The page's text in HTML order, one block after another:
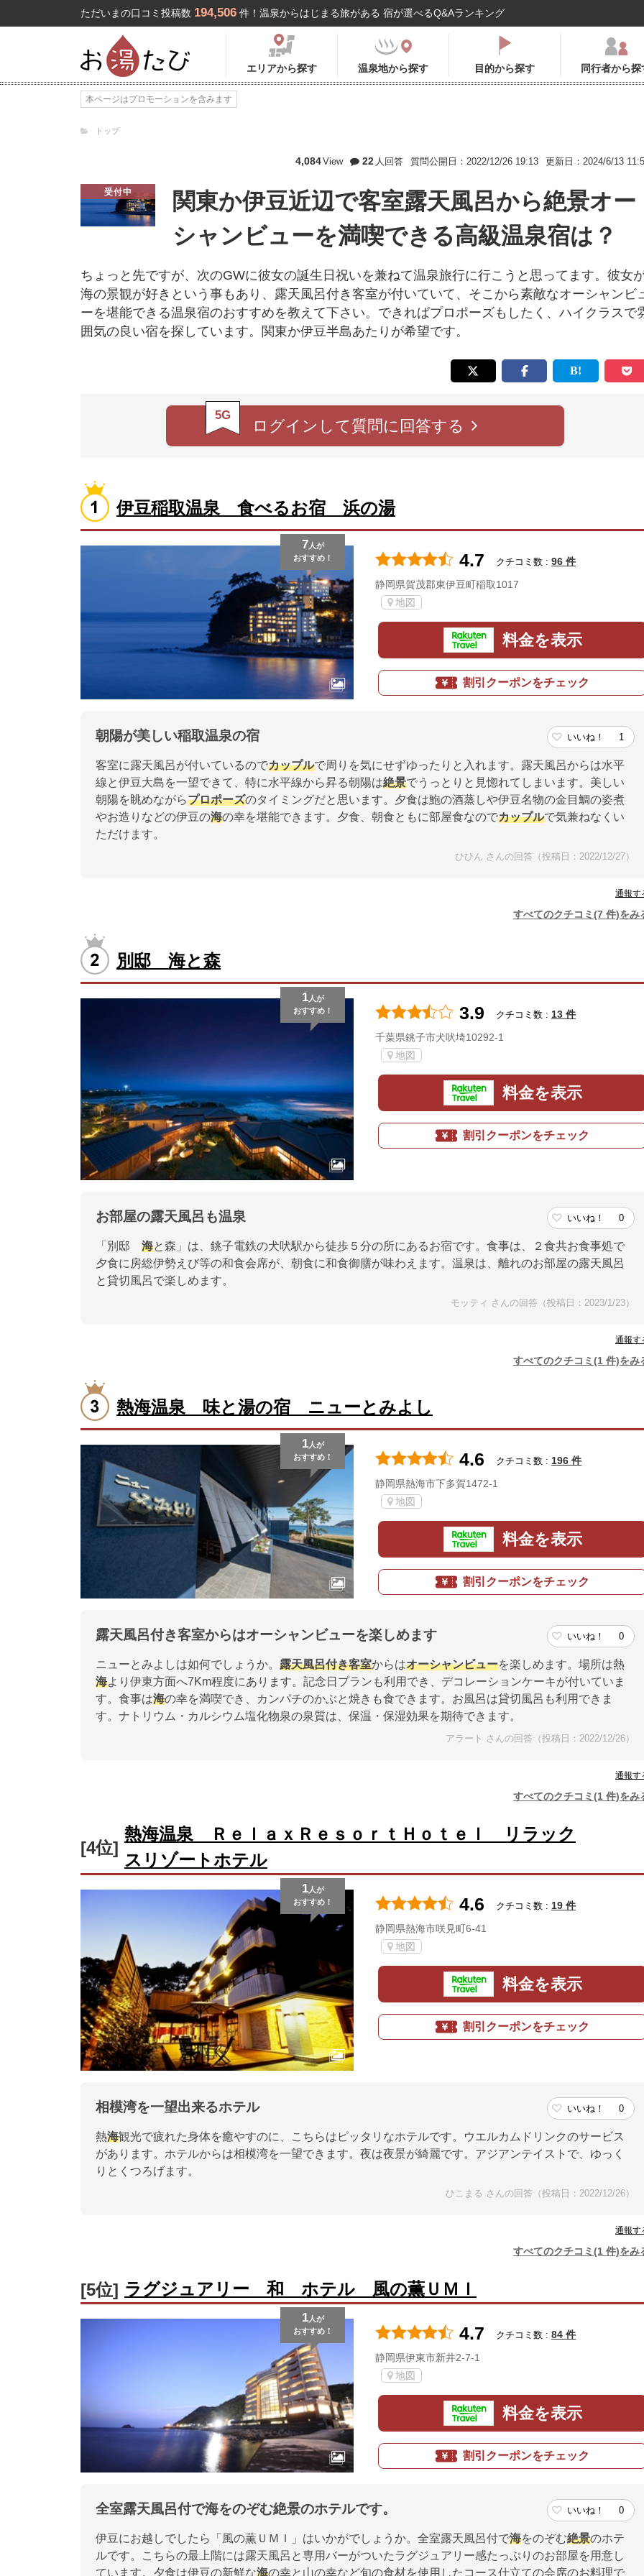
ただいまの口コミ投稿数 194,506 件！温泉からはじまる旅がある 宿が選べるQ&Aランキング
エリアから探す 温泉地から探す 目的から探す 同行者から探
本ページはプロモーションを含みます
トップ
4,084View 22 人回答 質問公開日：2022/12/26 19:13 更新日：2024/6/13
受付中
関東か伊豆近辺で客室露天風呂から絶景オー
シャンビューを満喫できる高級温泉宿は？
ちょっと先ですが、次のGWに彼女の誕生日祝いを兼ねて温泉旅行に行こうと思ってます。彼女
海の景観が好きという事もあり、露天風呂付き客室が付いていて、そこから素敵なオーシャンビ
ーを堪能できる温泉宿のおすすめを教えて下さい。できればプロポーズもしたく、ハイクラスで
囲気の良い宿を探しています。関東か伊豆半島あたりが希望です。
5G
ログインして質問に回答する
伊豆稲取温泉 食べるお宿 浜の湯
7 人が
おすすめ！
4.7 クチコミ数 : 96 件
静岡県賀茂郡東伊豆町稲取1017
地図
料金を表示
割引クーポンをチェック
朝陽が美しい稲取温泉の宿 いいね！ 1
客室に露天風呂が付いているのでカップルで周りを気にせずゆったりと入れます。露天風呂からは水平
線と伊豆大島を一望できて、特に水平線から昇る朝陽は絶景でうっとりと見惚れてしまいます。美しい
朝陽を眺めながらプロポーズのタイミングだと思います。夕食は鮑の酒蒸しや伊豆名物の金目鯛の姿煮
やお造りなどの伊豆の海の幸を堪能できます。夕食、朝食ともに部屋食なのでカップルで気兼ねなくい
ただけます。
ひひん さんの回答（投稿日：2022/12/27）
通報す
すべてのクチコミ(7 件)をみ
別邸 海と森
1人が
おすすめ！
3.9 クチコミ数 : 13 件
千葉県銚子市犬吠埼10292-1
地図
料金を表示
割引クーポンをチェック
お部屋の露天風呂も温泉 いいね！ 0
「別邸 海と森」は、銚子電鉄の犬吠駅から徒歩５分の所にあるお宿です。食事は、２食共お食事処で
夕食に房総伊勢えび等の和食会席が、朝食に和食御膳が味わえます。温泉は、離れのお部屋の露天風呂
と貸切風呂で楽しめます。
モッティ さんの回答（投稿日：2023/1/23）
通報す
すべてのクチコミ(1 件)をみ
熱海温泉 味と湯の宿 ニューとみよし
1人が
おすすめ！
4.6 クチコミ数 : 196 件
静岡県熱海市下多賀1472-1
地図
料金を表示
割引クーポンをチェック
露天風呂付き客室からはオーシャンビューを楽しめます いいね！ 0
ニューとみよしは如何でしょうか。 露天風呂付き客室からはオーシャンビューを楽しめます。場所は熱
海より伊東方面へ7Km程度にあります。記念日プランも利用でき、デコレーションケーキが付いていま
す。食事は海の幸を満喫でき、カンパチのかぶと焼きも食できます。お風呂は貸切風呂も利用できま
す。ナトリウム・カルシウム塩化物泉の泉質は、保温・保湿効果を期待できます。
アラート さんの回答（投稿日：2022/12/26）
通報す
すべてのクチコミ(1 件)をみ
[4位]
熱海温泉 ＲｅｌａｘＲｅｓｏｒｔＨｏｔｅｌ リラック
スリゾートホテル
1人が
おすすめ！
4.6 クチコミ数 : 19 件
静岡県熱海市咲見町6-41
地図
料金を表示
割引クーポンをチェック
相模湾を一望出来るホテル いいね！ 0
熱海観光で疲れた身体を癒やすのに、こちらはピッタリなホテルです。ウエルカムドリンクのサービス
があります。ホテルからは相模湾を一望できます。夜は夜景が綺麗です。アジアンテイストで、ゆっく
りとくつろげます。
ひこまる さんの回答（投稿日：2022/12/26）
通報す
すべてのクチコミ(1 件)をみ
[5位] ラグジュアリー 和 ホテル 風の薫ＵＭＩ
1人が
おすすめ！
4.7 クチコミ数 : 84 件
静岡県伊東市新井2-7-1
地図
料金を表示
割引クーポンをチェック
全室露天風呂付で海をのぞむ絶景のホテルです。 いいね！ 0
伊豆にお越しでしたら「風の薫ＵＭＩ」はいかがでしょうか。全室露天風呂付で海をのぞむ絶景のホテ
ルです。こちらの最上階には露天風呂と専用バーがついたラグジュアリー感たっぷりのお部屋を用意し
ています。夕食は伊豆の新鮮な海の幸と山の幸など旬の食材を使用したコース仕立ての会席のお料理で